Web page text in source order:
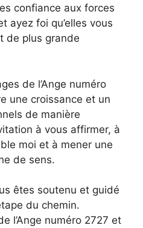
confiance aux forces
ayez foi qu’elles vous
de plus grande
de l’Ange numéro
une croissance et un
de manière
à vous affirmer, à
moi et à mener une
de sens.
êtes soutenu et guidé
du chemin.
l’Ange numéro 2727 et